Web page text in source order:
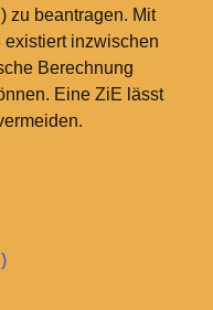
zu beantragen. Mit
inzwischen
Berechnung
Eine ZiE lässt